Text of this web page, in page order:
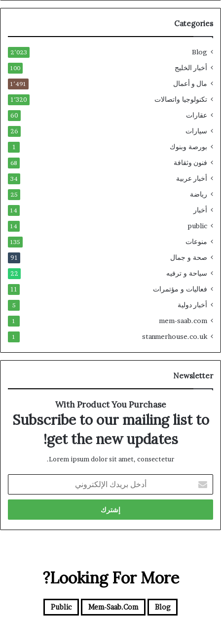
Categories
Blog 2٬023
أخبار الخليج 100
مال و أعمال 1٬491
تكنولوجيا واتصالات 1٬320
عقارات 60
سيارات 26
بورصة وبنوك 1
فنون وثقافة 68
أخبار عربية 34
رياضة 25
أخبار 14
public
14
منوعات 135
صحة و جمال 91
سياحة و ترفيه 22
فعاليات و مؤتمرات 11
أخبار دولية 5
mem-saab.com
1
stanmerhouse.co.uk
1
Newsletter
With Product You Purchase
Subscribe to our mailing list to
get the new updates!
Lorem ipsum dolor sit amet, consectetur.
بريدك
الإلكتروني
Looking For More?
Blog
Mem-Saab.com
Public